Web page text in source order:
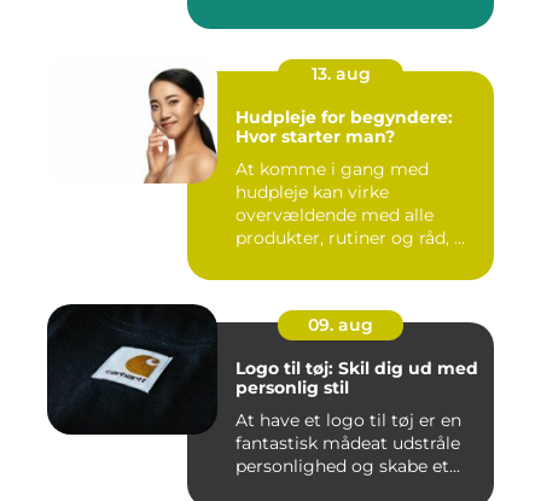
13. aug
Hudpleje for begyndere:
Hvor starter man?
At komme i gang med
hudpleje kan virke
overvældende med alle
produkter, rutiner og råd, ...
09. aug
Logo til tøj: Skil dig ud med
personlig stil
At have et logo til tøj er en
fantastisk mådeat udstråle
personlighed og skabe et...